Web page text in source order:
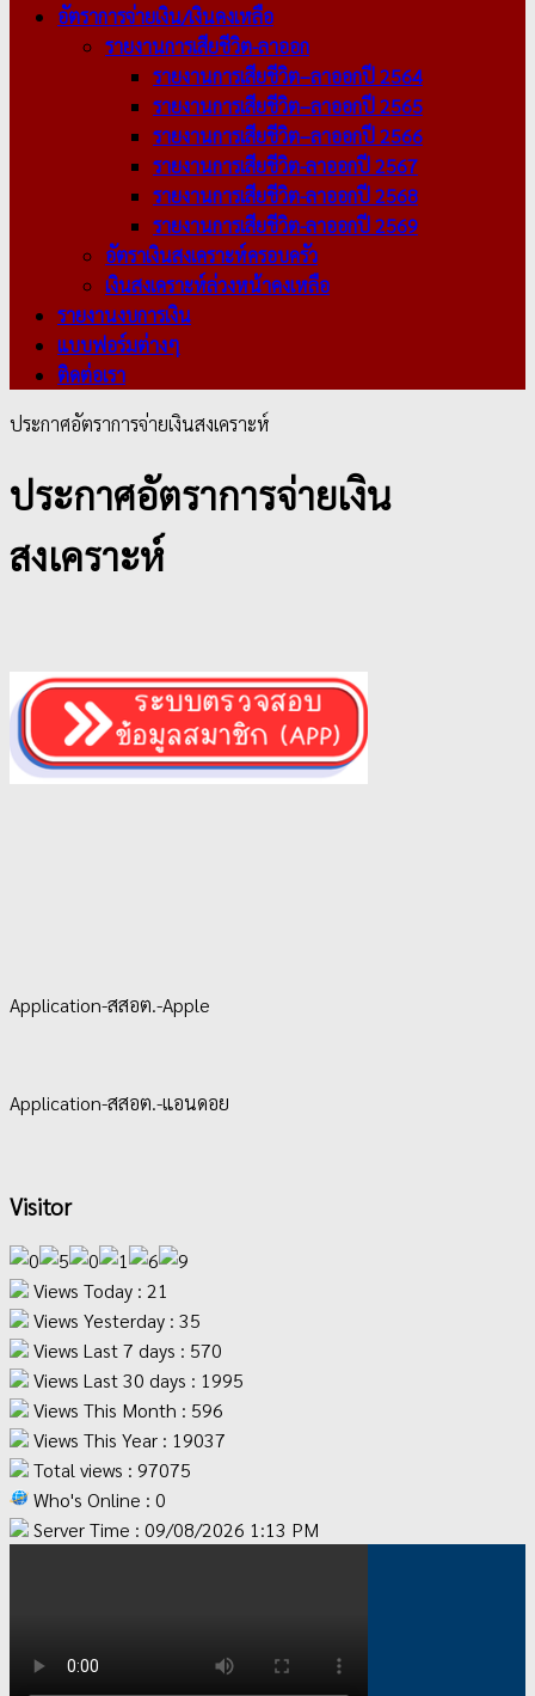
อัตราการจ่ายเงิน/เงินคงเหลือ
รายงานการเสียชีวิต-ลาออก
รายงานการเสียชีวิต–ลาออกปี 2564
รายงานการเสียชีวิต–ลาออกปี 2565
รายงานการเสียชีวิต–ลาออกปี 2566
รายงานการเสียชีวิต-ลาออกปี 2567
รายงานการเสียชีวิต-ลาออกปี 2568
รายงานการเสียชีวิต-ลาออกปี 2569
อัตราเงินสงเคราะห์ครอบครัว
เงินสงเคราะห์ล่วงหน้าคงเหลือ
รายงานงบการเงิน
แบบฟอร์มต่างๆ
ติดต่อเรา
ประกาศอัตราการจ่ายเงินสงเคราะห์
ประกาศอัตราการจ่ายเงิน
สงเคราะห์
Application-สสอต.-Apple
Application-สสอต.-แอนดอย
Visitor
Views Today : 21
Views Yesterday : 35
Views Last 7 days : 570
Views Last 30 days : 1995
Views This Month : 596
Views This Year : 19037
Total views : 97075
Who's Online : 0
Server Time : 09/08/2026 1:13 PM